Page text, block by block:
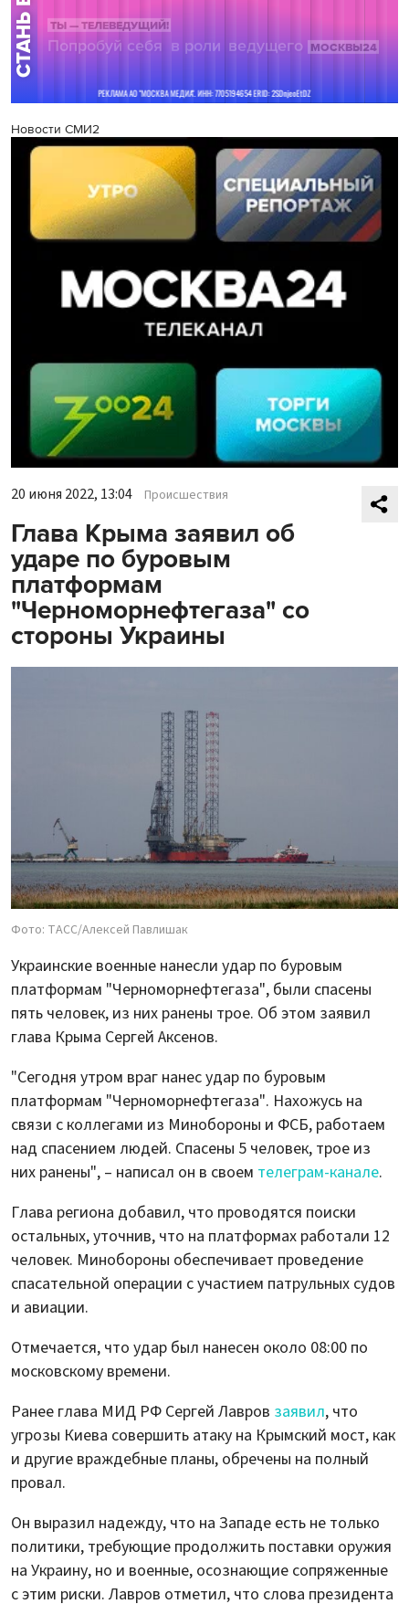
Новости СМИ2
20 июня 2022, 13:04 Происшествия
Глава Крыма заявил об
ударе по буровым
платформам
"Черноморнефтегаза" со
стороны Украины
Фото: ТАСС/Алексей Павлишак
Украинские военные нанесли удар по буровым
платформам "Черноморнефтегаза", были спасены
пять человек, из них ранены трое. Об этом заявил
глава Крыма Сергей Аксенов.
"Сегодня утром враг нанес удар по буровым
платформам "Черноморнефтегаза". Нахожусь на
связи с коллегами из Минобороны и ФСБ, работаем
над спасением людей. Спасены 5 человек, трое из
них ранены", – написал он в своем телеграм-канале.
Глава региона добавил, что проводятся поиски
остальных, уточнив, что на платформах работали 12
человек. Минобороны обеспечивает проведение
спасательной операции с участием патрульных судов
и авиации.
Отмечается, что удар был нанесен около 08:00 по
московскому времени.
Ранее глава МИД РФ Сергей Лавров заявил, что
угрозы Киева совершить атаку на Крымский мост, как
и другие враждебные планы, обречены на полный
провал.
Он выразил надежду, что на Западе есть не только
политики, требующие продолжить поставки оружия
на Украину, но и военные, осознающие сопряженные
с этим риски. Лавров отметил, что слова президента